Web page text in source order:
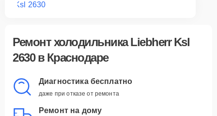
Ksl 2630
Ремонтхолодильника Liebherr Ksl
2630в Краснодаре
Диагностика бесплатно
даже при отказе от ремонта
Ремонт на дому